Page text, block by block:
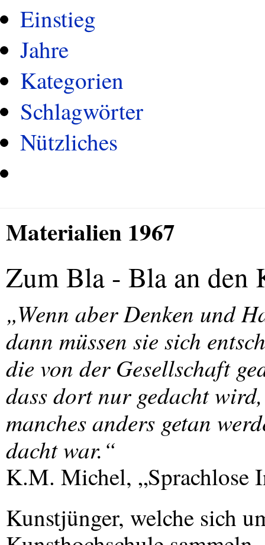
Einstieg
Jahre
Kategorien
Schlagwörter
Nützliches
Materialien 1967
Zum Bla - Bla an den
„Wenn aber Denken und
dann müssen sie sich
die von der Gesellschaft
dass dort nur gedacht
manches anders getan
dacht war.“
K.M. Michel, „Sprachlose
Kunstjünger, welche sich